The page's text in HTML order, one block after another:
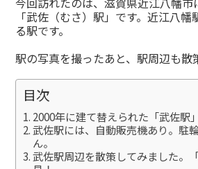
「武佐（むさ）駅」です。近江八
る駅です。
駅の写真を撮ったあと、駅周辺も散
目次
2000年に建て替えられた「武佐駅」
武佐駅には、自動販売機あり。駐
ん。
武佐駅周辺を散策してみました。